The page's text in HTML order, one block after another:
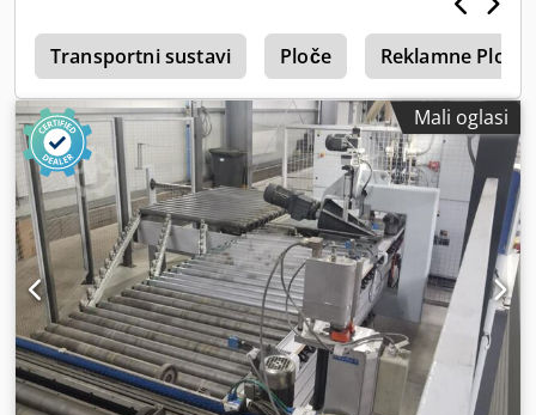
Transportni sustavi Ploče Reklamne Ploče
Mali oglasi